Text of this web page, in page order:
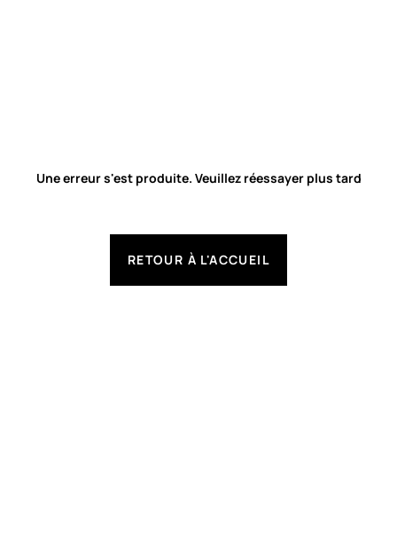
Une erreur s'est produite. Veuillez réessayer plus tard
RETOUR À L'ACCUEIL